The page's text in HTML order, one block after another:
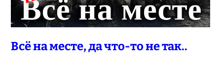
Всё на месте, да что-то не так..